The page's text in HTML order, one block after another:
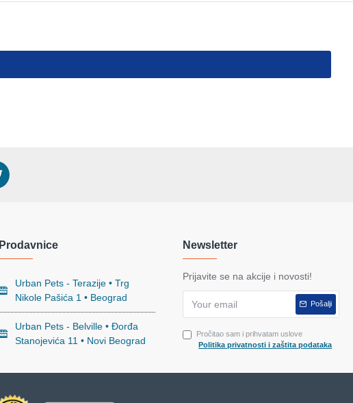
Prodavnice
Urban Pets - Terazije • Trg
Nikole Pašića 1 • Beograd
Urban Pets - Belville • Đorđa
Stanojevića 11 • Novi Beograd
Newsletter
Prijavite se na akcije i novosti!
Pošalji
Pročitao sam i prihvatam uslove
Politika privatnosti i zaštita podataka